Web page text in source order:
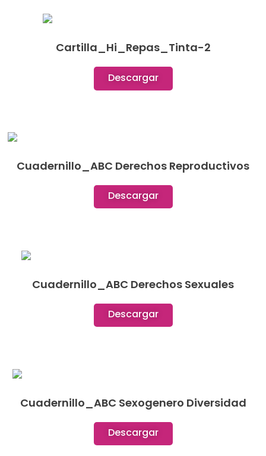
Cartilla_Hi_Repas_Tinta-2
Descargar
Cuadernillo_ABC Derechos Reproductivos
Descargar
Cuadernillo_ABC Derechos Sexuales
Descargar
Cuadernillo_ABC Sexogenero Diversidad
Descargar